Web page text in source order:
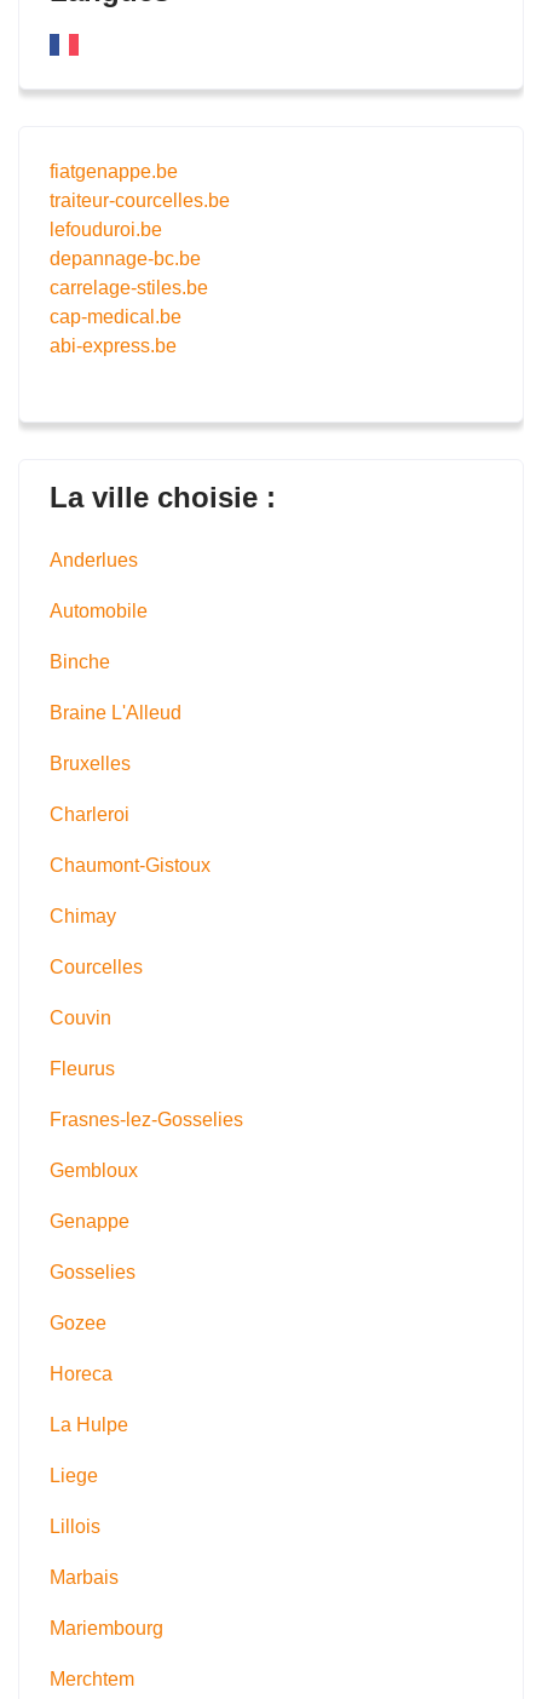
fiatgenappe.be
traiteur-courcelles.be
lefouduroi.be
depannage-bc.be
carrelage-stiles.be
cap-medical.be
abi-express.be
La ville choisie :
Anderlues
Automobile
Binche
Braine L'Alleud
Bruxelles
Charleroi
Chaumont-Gistoux
Chimay
Courcelles
Couvin
Fleurus
Frasnes-lez-Gosselies
Gembloux
Genappe
Gosselies
Gozee
Horeca
La Hulpe
Liege
Lillois
Marbais
Mariembourg
Merchtem